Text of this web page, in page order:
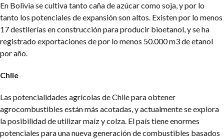
En Bolivia se cultiva tanto caña de azúcar como soja, y por lo
tanto los potenciales de expansión son altos. Existen por lo menos
17 destilerías en construcción para producir bioetanol, y se ha
registrado exportaciones de por lo menos 50.000 m3 de etanol
por año.
Chile
Las potencialidades agrícolas de Chile para obtener
agrocombustibles están más acotadas, y actualmente se explora
la posibilidad de utilizar maíz y colza. El país tiene enormes
potenciales para una nueva generación de combustibles basados